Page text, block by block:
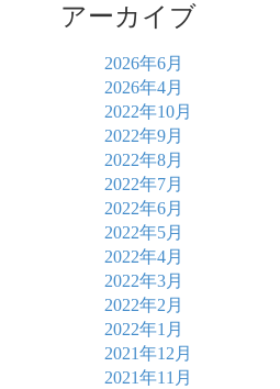
アーカイブ
2026年6月
2026年4月
2022年10月
2022年9月
2022年8月
2022年7月
2022年6月
2022年5月
2022年4月
2022年3月
2022年2月
2022年1月
2021年12月
2021年11月